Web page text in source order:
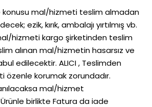
konusu mal/hizmeti teslim almadan
ezik, kırık, ambalajı yırtılmış vb.
hizmeti kargo şirketinden teslim
alınan mal/hizmetin hasarsız ve
edilecektir. ALICI , Teslimden
korumak zorundadır.
mal/hizmet
Ürünle birlikte Fatura da iade